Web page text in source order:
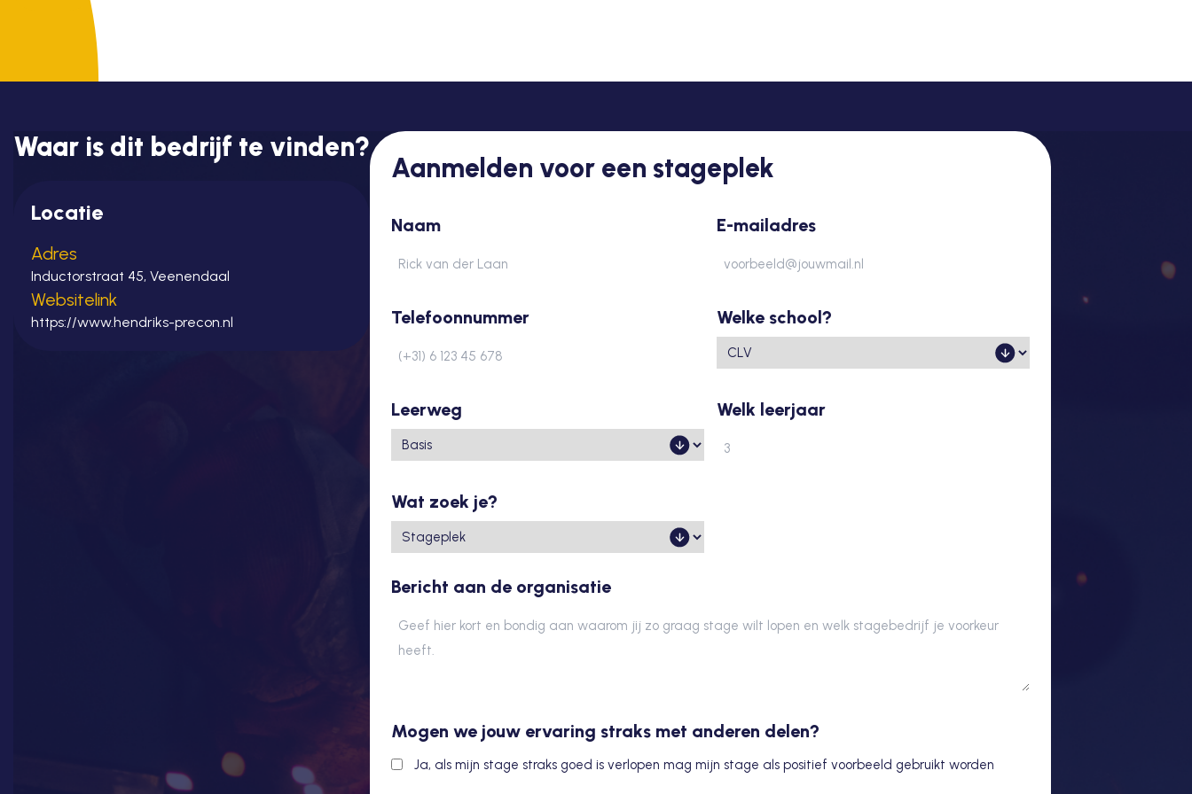
Waar is dit bedrijf te vinden?
Locatie
Adres
Inductorstraat 45, Veenendaal
Websitelink
https://www.hendriks-precon.nl
Aanmelden voor een stageplek
Naam E-mailadres
Telefoonnummer Welke school?
Leerweg Welk leerjaar
Wat zoek je?
Bericht aan de organisatie
Mogen we jouw ervaring straks met anderen delen?
Ja, als mijn stage straks goed is verlopen mag mijn stage als positief voorbeeld gebruikt worden